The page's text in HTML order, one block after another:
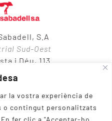
la vostra experiència de
o contingut personalitzats
En fer clic a "Acceptar-ho
S.A
Sud-Oest
i Déu, 113
65 50